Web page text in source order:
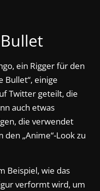
ein Rigger für den
Bullet“, einige
Twitter geteilt, die
auch etwas
die verwendet
„Anime“-Look zu
Beispiel, wie das
verformt wird, um